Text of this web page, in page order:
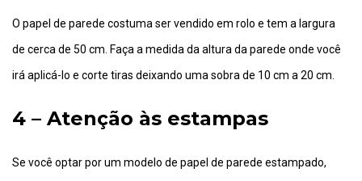
O papel de parede costuma ser vendido em rolo e tem a largura
de cerca de 50 cm. Faça a medida da altura da parede onde você
irá aplicá-lo e corte tiras deixando uma sobra de 10 cm a 20 cm.
4 – Atenção às estampas
Se você optar por um modelo de papel de parede estampado,